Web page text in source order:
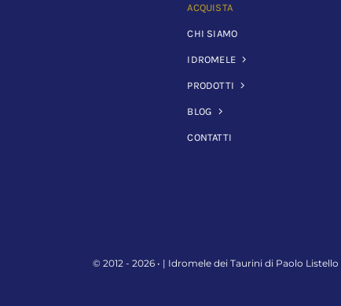
ACQUISTA
CHI SIAMO
IDROMELE
PRODOTTI
BLOG
CONTATTI
© 2012 - 2026 • | Idromele dei Taurini di Paolo Listello